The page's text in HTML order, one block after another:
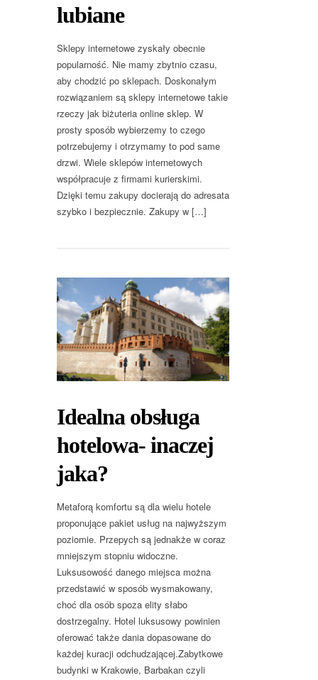
lubiane
Sklepy internetowe zyskały obecnie
popularność. Nie mamy zbytnio czasu,
aby chodzić po sklepach. Doskonałym
rozwiązaniem są sklepy internetowe takie
rzeczy jak biżuteria online sklep. W
prosty sposób wybierzemy to czego
potrzebujemy i otrzymamy to pod same
drzwi. Wiele sklepów internetowych
współpracuje z firmami kurierskimi.
Dzięki temu zakupy docierają do adresata
szybko i bezpiecznie. Zakupy w […]
Idealna obsługa
hotelowa- inaczej
jaka?
Metaforą komfortu są dla wielu hotele
proponujące pakiet usług na najwyższym
poziomie. Przepych są jednakże w coraz
mniejszym stopniu widoczne.
Luksusowość danego miejsca można
przedstawić w sposób wysmakowany,
choć dla osób spoza elity słabo
dostrzegalny. Hotel luksusowy powinien
oferować także dania dopasowane do
każdej kuracji odchudzającej.Zabytkowe
budynki w Krakowie, Barbakan czyli